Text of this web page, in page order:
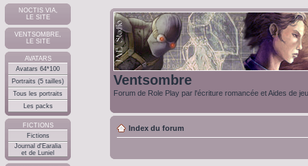
NOCTIS VIA,
LE SITE
VENTSOMBRE,
LE SITE
AVATARS
Avatars 64*100
Portraits (5 tailles)
Tous les portraits
Les packs
FICTIONS
Fictions
Journal d'Earalia
et de Luniel
Ventsombre
Forum de Role Play par l'écriture romancée et Aides de
Index du forum